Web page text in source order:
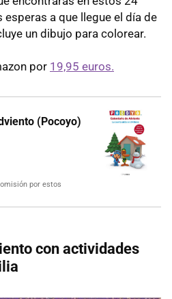
esperas a que llegue el día de
un dibujo para colorear.
por 19,95 euros.
(Pocoyo)
por estos
con actividades